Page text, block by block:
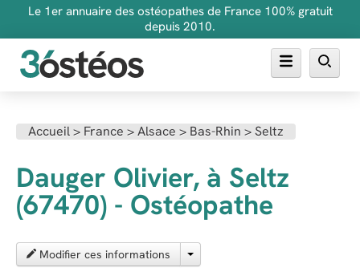
Le 1er annuaire des ostéopathes de France 100% gratuit
depuis 2010.
Inscrire son cabinet
Accueil> France >Alsace > Bas-Rhin >Seltz
Dauger Olivier, à Seltz
(67470) - Ostéopathe
Modifier ces informations